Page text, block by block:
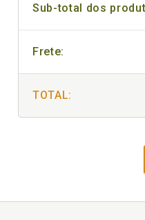
Sub-total dos
Frete:
TOTAL: